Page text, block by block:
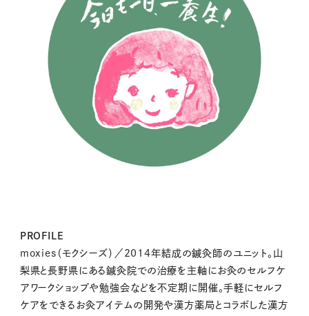
PROFILE
moxies（モクシーズ）／2014年結成の鍼灸師のユニット。山
梨県と長野県にある鍼灸院での治療を主軸にお灸のセルフケ
アワークショップや勉強会などを不定期に開催。手軽にセルフ
ケアをできるお灸アイテムの開発や漢方薬局とコラボした漢方